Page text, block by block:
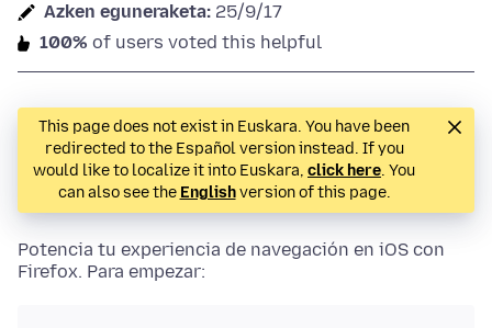
Azken eguneraketa: 25/9/17
100% of users voted this helpful
This page does not exist in Euskara. You have been
redirected to the Español version instead. If you
would like to localize it into Euskara, click here. You
can also see the Englishversion of this page.
Potencia tu experiencia de navegación en iOS con
Firefox. Para empezar: